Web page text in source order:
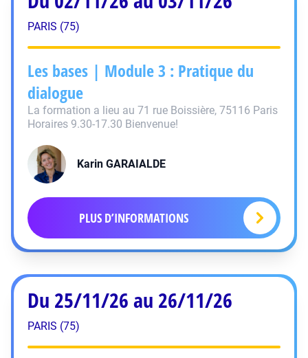
PARIS (75)
Les bases | Module 3 : Pratique du
dialogue
La formation a lieu au 71 rue Boissière, 75116 Paris
Horaires 9.30-17.30 Bienvenue!
Karin GARAIALDE
PLUS D’INFORMATIONS
Du 25/11/26 au 26/11/26
PARIS (75)